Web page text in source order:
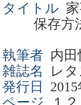
タイトル
保存方
執筆者 内田
雑誌名
レ
発行日
2015